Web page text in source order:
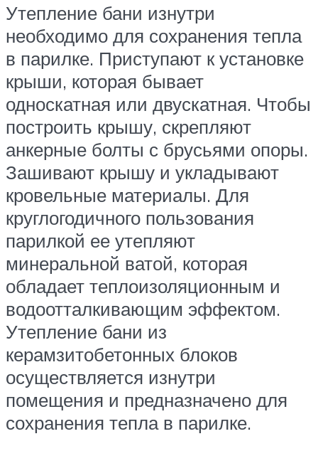
Утепление бани изнутри
необходимо для сохранения тепла
в парилке. Приступают к установке
крыши, которая бывает
односкатная или двускатная. Чтобы
построить крышу, скрепляют
анкерные болты с брусьями опоры.
Зашивают крышу и укладывают
кровельные материалы. Для
круглогодичного пользования
парилкой ее утепляют
минеральной ватой, которая
обладает теплоизоляционным и
водоотталкивающим эффектом.
Утепление бани из
керамзитобетонных блоков
осуществляется изнутри
помещения и предназначено для
сохранения тепла в парилке.